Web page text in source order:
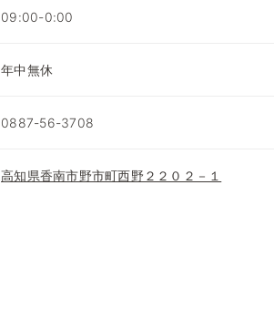
09:00-0:00
年中無休
0887-56-3708
高知県香南市野市町西野２２０２－１